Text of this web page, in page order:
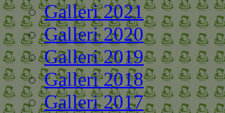
Galleri 2021
Galleri 2020
Galleri 2019
Galleri 2018
Galleri 2017